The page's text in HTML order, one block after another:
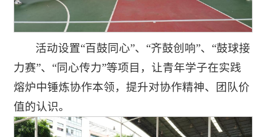
活动设置“百鼓同心”、“齐鼓创响”、“鼓球接
力赛”、“同心传力”等项目，让青年学子在实践
熔炉中锤炼协作本领，提升对协作精神、团队价
值的认识。